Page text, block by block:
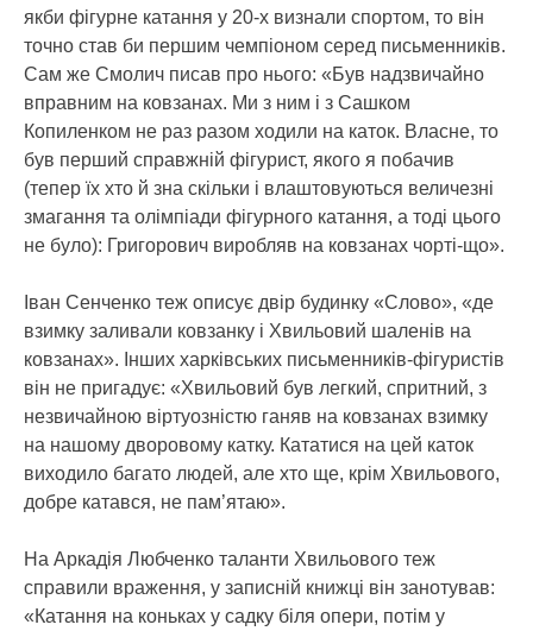
якби фігурне катання у 20-х визнали спортом, то він
точно став би першим чемпіоном серед письменників.
Сам же Смолич писав про нього: «Був надзвичайно
вправним на ковзанах. Ми з ним і з Сашком
Копиленком не раз разом ходили на каток. Власне, то
був перший справжній фігурист, якого я побачив
(тепер їх хто й зна скільки і влаштовуються величезні
змагання та олімпіади фігурного катання, а тоді цього
не було): Григорович виробляв на ковзанах чорті-що».
Іван Сенченко теж описує двір будинку «Слово», «де
взимку заливали ковзанку і Хвильовий шаленів на
ковзанах». Інших харківських письменників-фігуристів
він не пригадує: «Хвильовий був легкий, спритний, з
незвичайною віртуозністю ганяв на ковзанах взимку
на нашому дворовому катку. Кататися на цей каток
виходило багато людей, але хто ще, крім Хвильового,
добре катався, не пам’ятаю».
На Аркадія Любченко таланти Хвильового теж
справили враження, у записній книжці він занотував:
«Катання на коньках у садку біля опери, потім у